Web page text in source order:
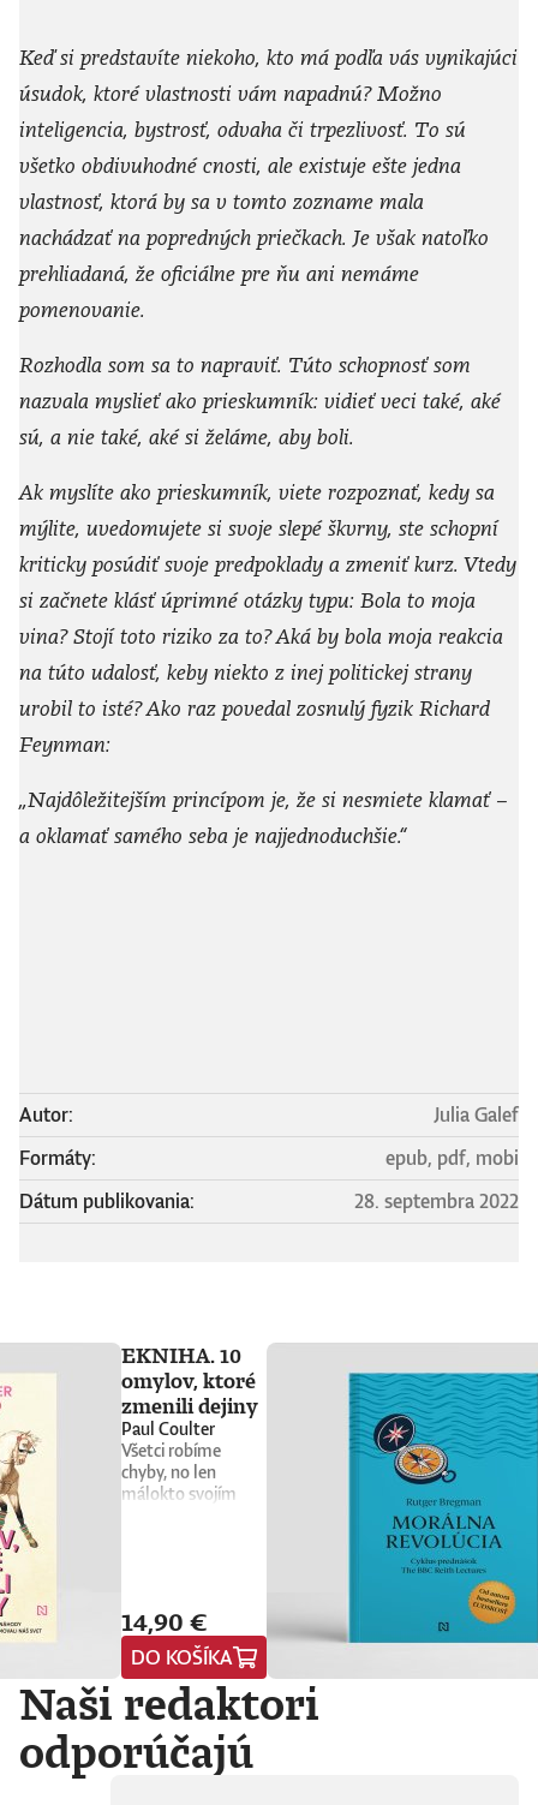
Keď si predstavíte niekoho, kto má podľa vás vynikajúci
úsudok, ktoré vlastnosti vám napadnú? Možno
inteligencia, bystrosť, odvaha či trpezlivosť. To sú
všetko obdivuhodné cnosti, ale existuje ešte jedna
vlastnosť, ktorá by sa v tomto zozname mala
nachádzať na popredných priečkach. Je však natoľko
prehliadaná, že oficiálne pre ňu ani nemáme
pomenovanie.
Rozhodla som sa to napraviť. Túto schopnosť som
nazvala myslieť ako prieskumník: vidieť veci také, aké
sú, a nie také, aké si želáme, aby boli.
Ak myslíte ako prieskumník, viete rozpoznať, kedy sa
mýlite, uvedomujete si svoje slepé škvrny, ste schopní
kriticky posúdiť svoje predpoklady a zmeniť kurz. Vtedy
si začnete klásť úprimné otázky typu: Bola to moja
vina? Stojí toto riziko za to? Aká by bola moja reakcia
na túto udalosť, keby niekto z inej politickej strany
urobil to isté? Ako raz povedal zosnulý fyzik Richard
Feynman:
„Najdôležitejším princípom je, že si nesmiete klamať –
a oklamať samého seba je najjednoduchšie.“
Autor:
Julia Galef
Formáty:
epub, pdf, mobi
Dátum publikovania:
28. septembra 2022
EKNIHA. 10
omylov, ktoré
zmenili dejiny
Paul Coulter
Všetci robíme
chyby, no len
málokto svojím
osviežujúci výber
neúmyselných
pochybení, ktorým
sa to podarilo – raz
to bol rozchod, čo
pochoval
impérium, inokedy
spánok poslal ku
14,90 €
DO KOŠÍKA
Naši redaktori
odporúčajú